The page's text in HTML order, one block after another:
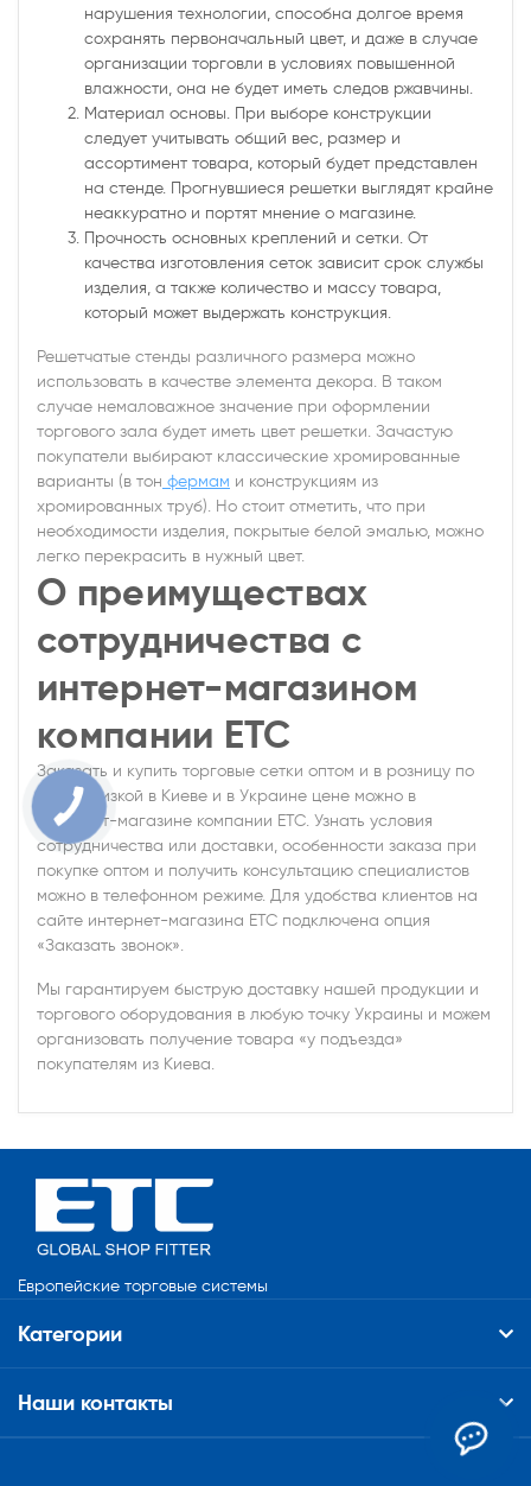
нарушения технологии, способна долгое время
сохранять первоначальный цвет, и даже в случае
организации торговли в условиях повышенной
влажности, она не будет иметь следов ржавчины.
Материал основы. При выборе конструкции
следует учитывать общий вес, размер и
ассортимент товара, который будет представлен
на стенде. Прогнувшиеся решетки выглядят крайне
неаккуратно и портят мнение о магазине.
Прочность основных креплений и сетки. От
качества изготовления сеток зависит срок службы
изделия, а также количество и массу товара,
который может выдержать конструкция.
Решетчатые стенды различного размера можно
использовать в качестве элемента декора. В таком
случае немаловажное значение при оформлении
торгового зала будет иметь цвет решетки. Зачастую
покупатели выбирают классические хромированные
варианты (в тон фермам и конструкциям из
хромированных труб). Но стоит отметить, что при
необходимости изделия, покрытые белой эмалью, можно
легко перекрасить в нужный цвет.
О преимуществах
сотрудничества с
интернет-магазином
компании ЕТС
Заказать и купить торговые сетки оптом и в розницу по
самой низкой в Киеве и в Украине цене можно в
интернет-магазине компании ЕТС. Узнать условия
сотрудничества или доставки, особенности заказа при
покупке оптом и получить консультацию специалистов
можно в телефонном режиме. Для удобства клиентов на
сайте интернет-магазина ЕТС подключена опция
«Заказать звонок».
Мы гарантируем быструю доставку нашей продукции и
торгового оборудования в любую точку Украины и можем
организовать получение товара «у подъезда»
покупателям из Киева.
Европейские торговые системы
Категории
Наши контакты